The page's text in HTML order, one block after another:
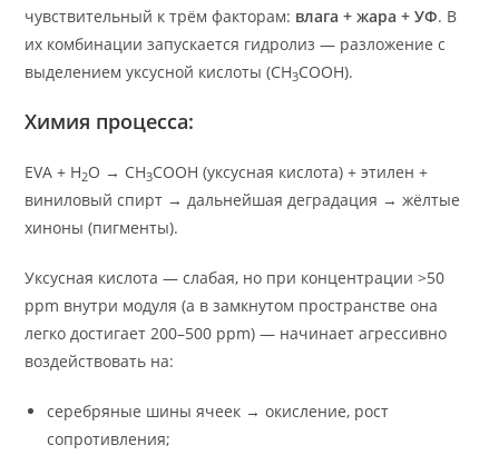
чувствительный к трём факторам: влага + жара + УФ. В
их комбинации запускается гидролиз — разложение с
выделением уксусной кислоты (CH3COOH).
Химия процесса:
EVA + H2O → CH3COOH (уксусная кислота) + этилен +
виниловый спирт → дальнейшая деградация → жёлтые
хиноны (пигменты).
Уксусная кислота — слабая, но при концентрации >50
ppm внутри модуля (а в замкнутом пространстве она
легко достигает 200–500 ppm) — начинает агрессивно
воздействовать на:
серебряные шины ячеек → окисление, рост
сопротивления;